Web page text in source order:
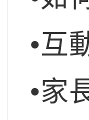
•互
•家